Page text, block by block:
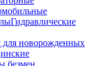
Гидравлические
новорожденных
безмен